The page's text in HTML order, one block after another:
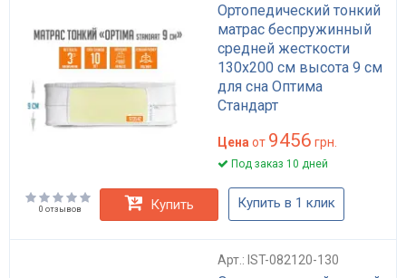
Ортопедический тонкий
матрас беспружинный
средней жесткости
130x200 см высота 9 см
для сна Оптима
Стандарт
Цена от 9456 грн.
Под заказ 10 дней
0 отзывов Купить Купить в 1 клик
Арт.: IST-082120-130